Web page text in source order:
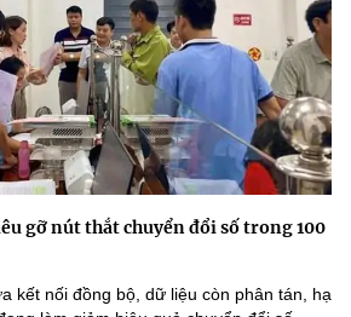
gỡ nút thắt chuyển đổi số trong 100
kết nối đồng bộ, dữ liệu còn phân tán, hạ